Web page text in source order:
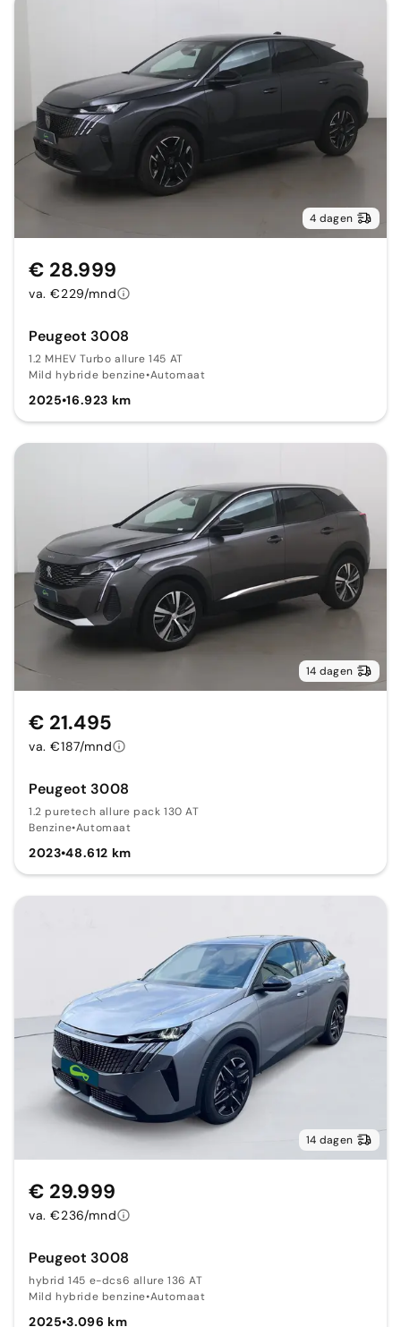
4 dagen
Peugeot 3008
1.2 MHEV Turbo allure 145 AT
Mild hybride benzine•Automaat
2025•16.923 km
€ 28.999
va. €229/mnd
14 dagen
Peugeot 3008
1.2 puretech allure pack 130 AT
Benzine•Automaat
2023•48.612 km
€ 21.495
va. €187/mnd
14 dagen
Peugeot 3008
hybrid 145 e-dcs6 allure 136 AT
Mild hybride benzine•Automaat
2025•3.096 km
€ 29.999
va. €236/mnd